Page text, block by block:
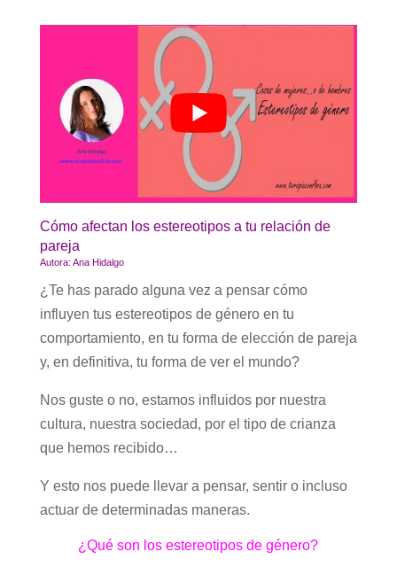
Cómo afectan los estereotipos a tu relación de
pareja
Autora: Ana Hidalgo
¿Te has parado alguna vez a pensar cómo
influyen tus estereotipos de género en tu
comportamiento, en tu forma de elección de pareja
y, en definitiva, tu forma de ver el mundo?
Nos guste o no, estamos influidos por nuestra
cultura, nuestra sociedad, por el tipo de crianza
que hemos recibido…
Y esto nos puede llevar a pensar, sentir o incluso
actuar de determinadas maneras.
¿Qué son los estereotipos de género?